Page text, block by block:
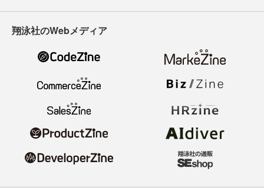
翔泳社のWebメディア